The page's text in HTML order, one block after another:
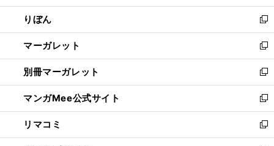
開
く
ウ
で
開
く
ン
ド
ウ
で
開
く
ウ
ィ
ン
ド
ウ
で
開
く
りぼん
新
し
い
ウ
ィ
ン
ド
ウ
で
開
マーガレット
新
し
い
ウ
ィ
ン
ド
ウ
別冊マーガレット
新
し
い
ウ
ィ
ン
マンガMee公式サイト
新
し
い
ウ
リマコミ
新
し